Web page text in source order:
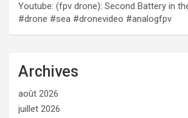
Youtube: (fpv drone): Second Battery in
#drone #sea #dronevideo #analogfpv
Archives
août 2026
juillet 2026